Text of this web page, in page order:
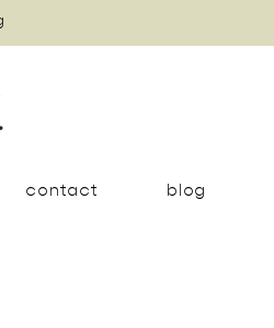
contact blog